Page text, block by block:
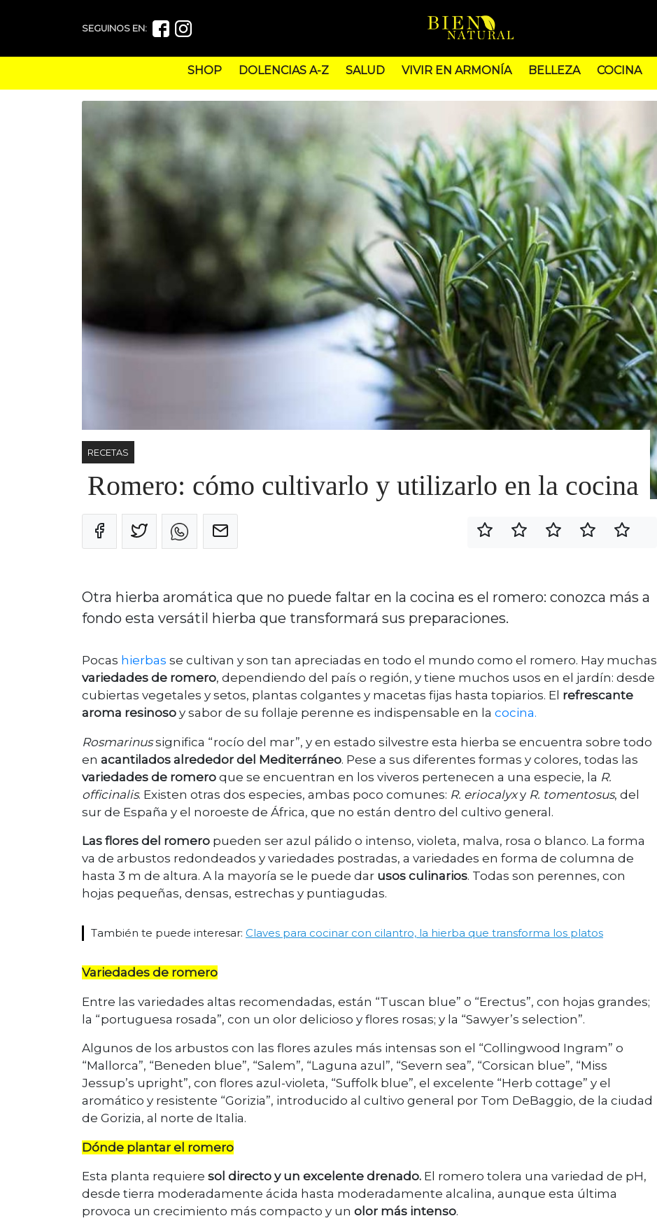
SEGUINOS EN:
SHOP DOLENCIAS A-Z SALUD VIVIR EN ARMONÍA BELLEZA COCINA
RECETAS
Romero: cómo cultivarlo y utilizarlo en la cocina
Otra hierba aromática que no puede faltar en la cocina es el romero: conozca más a
fondo esta versátil hierba que transformará sus preparaciones.
Pocas hierbas se cultivan y son tan apreciadas en todo el mundo como el romero. Hay muchas
variedades de romero, dependiendo del país o región, y tiene muchos usos en el jardín: desde
cubiertas vegetales y setos, plantas colgantes y macetas fijas hasta topiarios. El refrescante
aroma resinoso y sabor de su follaje perenne es indispensable en la cocina.
Rosmarinussignifica “rocío del mar”, y en estado silvestre esta hierba se encuentra sobre todo
en acantilados alrededor del Mediterráneo. Pese a sus diferentes formas y colores, todas las
variedades de romero que se encuentran en los viveros pertenecen a una especie, la R.
officinalis. Existen otras dos especies, ambas poco comunes: R. eriocalyxy R. tomentosus, del
sur de España y el noroeste de África, que no están dentro del cultivo general.
Las flores del romero pueden ser azul pálido o intenso, violeta, malva, rosa o blanco. La forma
va de arbustos redondeados y variedades postradas, a variedades en forma de columna de
hasta 3 m de altura. A la mayoría se le puede dar usos culinarios. Todas son perennes, con
hojas pequeñas, densas, estrechas y puntiagudas.
También te puede interesar: Claves para cocinar con cilantro, la hierba que transforma los platos
Variedades de romero
Entre las variedades altas recomendadas, están “Tuscan blue” o “Erectus”, con hojas grandes;
la “portuguesa rosada”, con un olor delicioso y flores rosas; y la “Sawyer’s selection”.
Algunos de los arbustos con las flores azules más intensas son el “Collingwood Ingram” o
“Mallorca”, “Beneden blue”, “Salem”, “Laguna azul”, “Severn sea”, “Corsican blue”, “Miss
Jessup’s upright”, con flores azul-violeta, “Suffolk blue”, el excelente “Herb cottage” y el
aromático y resistente “Gorizia”, introducido al cultivo general por Tom DeBaggio, de la ciudad
de Gorizia, al norte de Italia.
Dónde plantar el romero
Esta planta requiere sol directo y un excelente drenado. El romero tolera una variedad de pH,
desde tierra moderadamente ácida hasta moderadamente alcalina, aunque esta última
provoca un crecimiento más compacto y un olor más intenso.